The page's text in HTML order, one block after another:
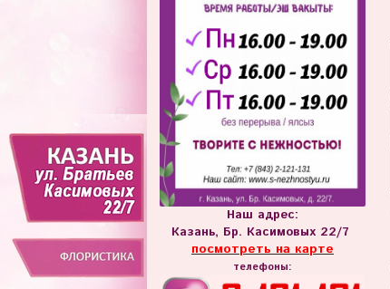
Наш адрес:
Казань, Бр. Касимовых 22/7
посмотреть на карте
телефоны: